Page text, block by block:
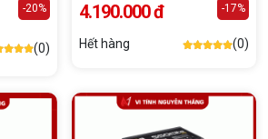
-20%
(0)
4.190.000 đ -17%
Hết hàng (0)